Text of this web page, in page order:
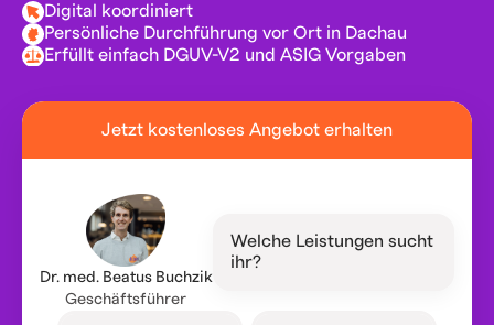
Digital koordiniert
Persönliche Durchführung vor Ort in Dachau
Erfüllt einfach DGUV-V2 und ASIG Vorgaben
Jetzt kostenloses Angebot erhalten
Dr. med. Beatus Buchzik
Geschäftsführer
Welche Leistungen sucht
ihr?